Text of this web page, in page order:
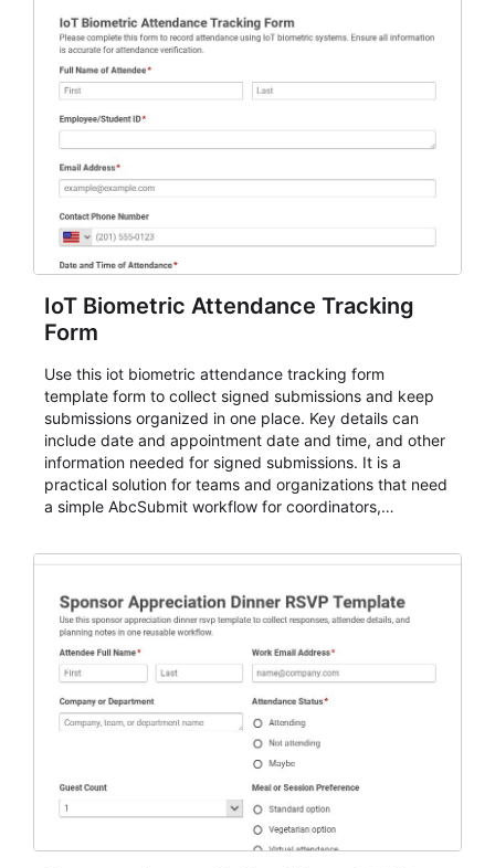
IoT Biometric Attendance Tracking
Form
Use this iot biometric attendance tracking form
template form to collect signed submissions and keep
submissions organized in one place. Key details can
include date and appointment date and time, and other
information needed for signed submissions. It is a
practical solution for teams and organizations that need
a simple AbcSubmit workflow for coordinators,